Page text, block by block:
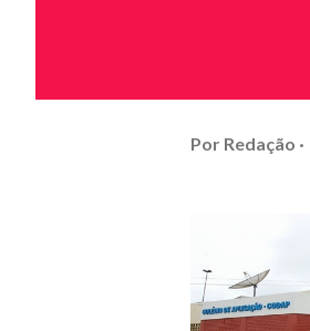
Por Redação